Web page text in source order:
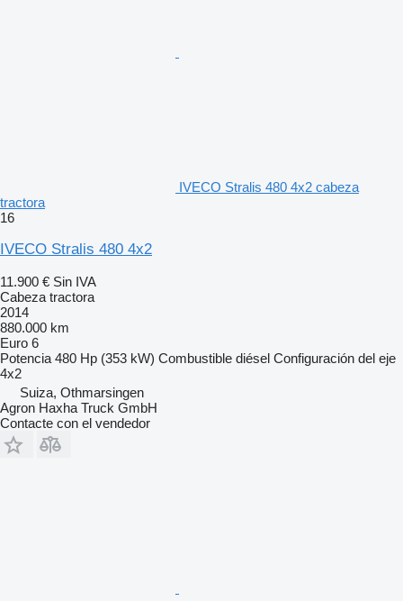
IVECO Stralis 480 4x2 cabeza
tractora
16
IVECO Stralis 480 4x2
11.900 € Sin IVA
Cabeza tractora
2014
880.000 km
Euro 6
Potencia 480 Hp (353 kW) Combustible diésel Configuración del eje
4x2
Suiza, Othmarsingen
Agron Haxha Truck GmbH
Contacte con el vendedor